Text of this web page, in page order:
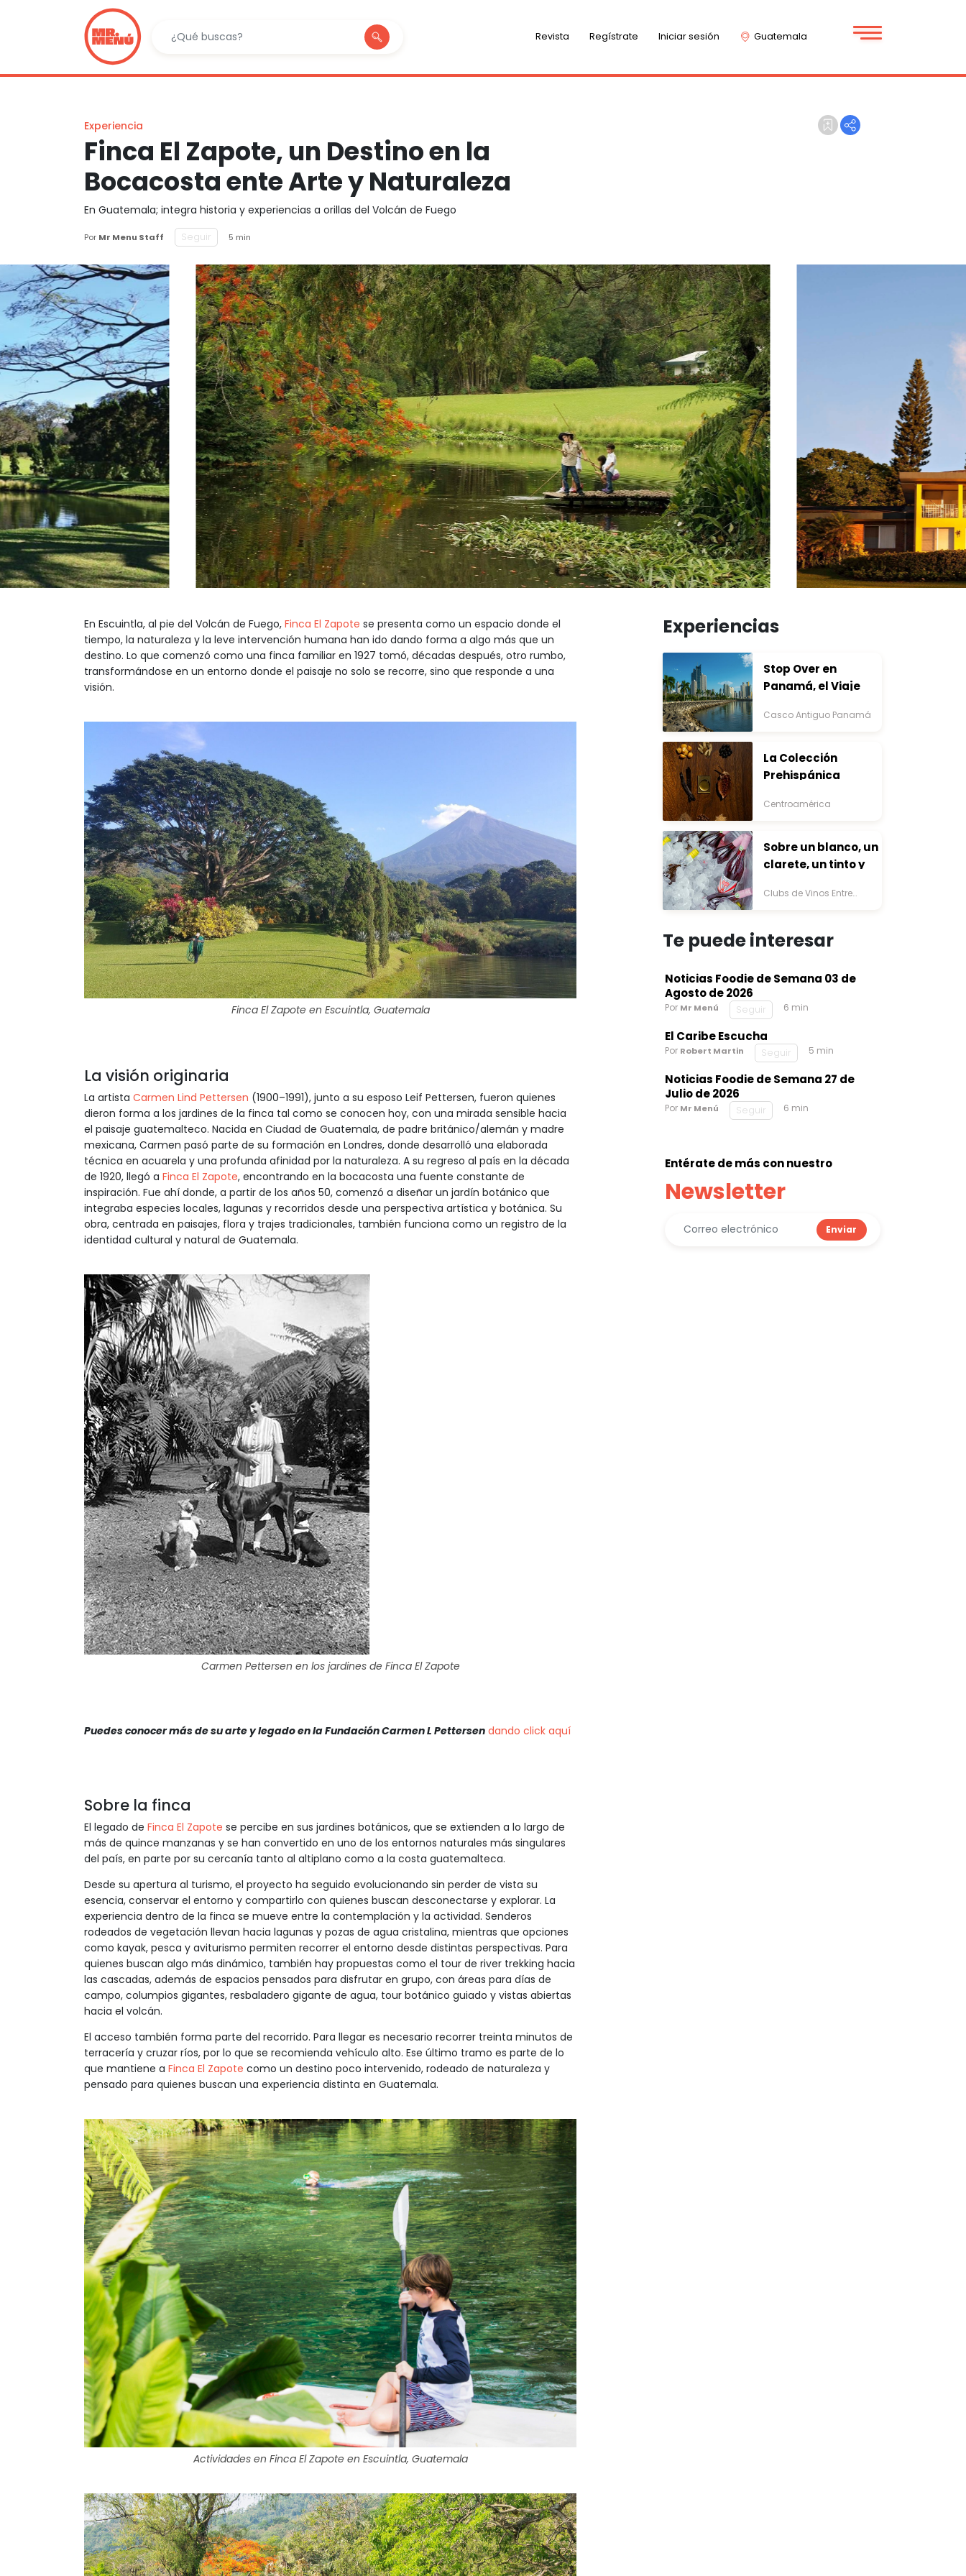
Revista Regístrate Iniciar sesión Guatemala
Experiencia
Finca El Zapote, un Destino en la
Bocacosta ente Arte y Naturaleza
En Guatemala; integra historia y experiencias a orillas del Volcán de Fuego
Por Mr Menu Staff Seguir 5 min
En Escuintla, al pie del Volcán de Fuego, Finca El Zapote se presenta como un espacio donde el
tiempo, la naturaleza y la leve intervención humana han ido dando forma a algo más que un
destino. Lo que comenzó como una finca familiar en 1927 tomó, décadas después, otro rumbo,
transformándose en un entorno donde el paisaje no solo se recorre, sino que responde a una
visión.
Finca El Zapote en Escuintla, Guatemala
La visión originaria
La artista Carmen Lind Pettersen (1900–1991), junto a su esposo Leif Pettersen, fueron quienes
dieron forma a los jardines de la finca tal como se conocen hoy, con una mirada sensible hacia
el paisaje guatemalteco. Nacida en Ciudad de Guatemala, de padre británico/alemán y madre
mexicana, Carmen pasó parte de su formación en Londres, donde desarrolló una elaborada
técnica en acuarela y una profunda afinidad por la naturaleza. A su regreso al país en la década
de 1920, llegó a Finca El Zapote, encontrando en la bocacosta una fuente constante de
inspiración. Fue ahí donde, a partir de los años 50, comenzó a diseñar un jardín botánico que
integraba especies locales, lagunas y recorridos desde una perspectiva artística y botánica. Su
obra, centrada en paisajes, flora y trajes tradicionales, también funciona como un registro de la
identidad cultural y natural de Guatemala.
Carmen Pettersen en los jardines de Finca El Zapote
Puedes conocer más de su arte y legado en la Fundación Carmen L Pettersen dando click aquí
Sobre la finca
El legado de Finca El Zapote se percibe en sus jardines botánicos, que se extienden a lo largo de
más de quince manzanas y se han convertido en uno de los entornos naturales más singulares
del país, en parte por su cercanía tanto al altiplano como a la costa guatemalteca.
Desde su apertura al turismo, el proyecto ha seguido evolucionando sin perder de vista su
esencia, conservar el entorno y compartirlo con quienes buscan desconectarse y explorar. La
experiencia dentro de la finca se mueve entre la contemplación y la actividad. Senderos
rodeados de vegetación llevan hacia lagunas y pozas de agua cristalina, mientras que opciones
como kayak, pesca y aviturismo permiten recorrer el entorno desde distintas perspectivas. Para
quienes buscan algo más dinámico, también hay propuestas como el tour de river trekking hacia
las cascadas, además de espacios pensados para disfrutar en grupo, con áreas para días de
campo, columpios gigantes, resbaladero gigante de agua, tour botánico guiado y vistas abiertas
hacia el volcán.
El acceso también forma parte del recorrido. Para llegar es necesario recorrer treinta minutos de
terracería y cruzar ríos, por lo que se recomienda vehículo alto. Ese último tramo es parte de lo
que mantiene a Finca El Zapote como un destino poco intervenido, rodeado de naturaleza y
pensado para quienes buscan una experiencia distinta en Guatemala.
Actividades en Finca El Zapote en Escuintla, Guatemala
Experiencias
Stop Over en
Panamá, el Viaje
Destino
Casco Antiguo Panamá
La Colección
Prehispánica
Centroamérica
Sobre un blanco, un
clarete, un tinto y
Muerta
Clubs de Vinos Entre
Te puede interesar
Noticias Foodie de Semana 03 de
Agosto de 2026
Por Mr Menú Seguir 6 min
El Caribe Escucha
Por Robert Martin Seguir 5 min
Noticias Foodie de Semana 27 de
Julio de 2026
Por Mr Menú Seguir 6 min
Entérate de más con nuestro
Newsletter
Enviar